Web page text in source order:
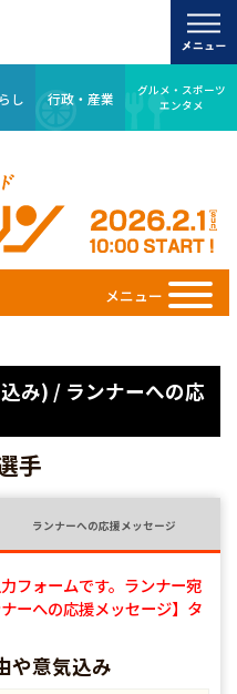
し 行政・産業
グルメ・スポーツ
エンタメ
メニュー
み) / ランナーへの応
手
ランナーへの応援メッセージ
フォームです。ランナー宛
ーへの応援メッセージ】タ
や意気込み